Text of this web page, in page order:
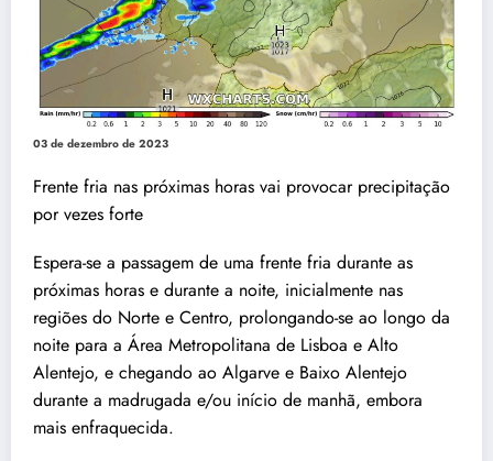
03 de dezembro de 2023
Frente fria nas próximas horas vai provocar precipitação
por vezes forte
Espera-se a passagem de uma frente fria durante as
próximas horas e durante a noite, inicialmente nas
regiões do Norte e Centro, prolongando-se ao longo da
noite para a Área Metropolitana de Lisboa e Alto
Alentejo, e chegando ao Algarve e Baixo Alentejo
durante a madrugada e/ou início de manhã, embora
mais enfraquecida.